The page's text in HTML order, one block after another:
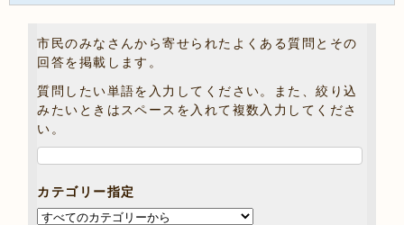
市民のみなさんから寄せられたよくある質問とその
回答を掲載します。
質問したい単語を入力してください。また、絞り込
みたいときはスペースを入れて複数入力してくださ
い。
カテゴリー指定